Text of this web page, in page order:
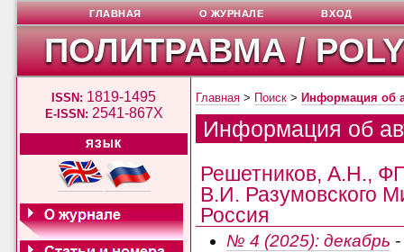
ПОЛИТРАВМА /
ISSN: 1819-1495
E-ISSN: 2541-867X
ЯЗЫК
ГЛАВНАЯ О ЖУРНАЛЕ ВХОД
Главная > Поиск > Информация об
Информация об
Решетников, А.Н.,
В.И. Разумовского
Россия
№ 4 (2025): декабрь